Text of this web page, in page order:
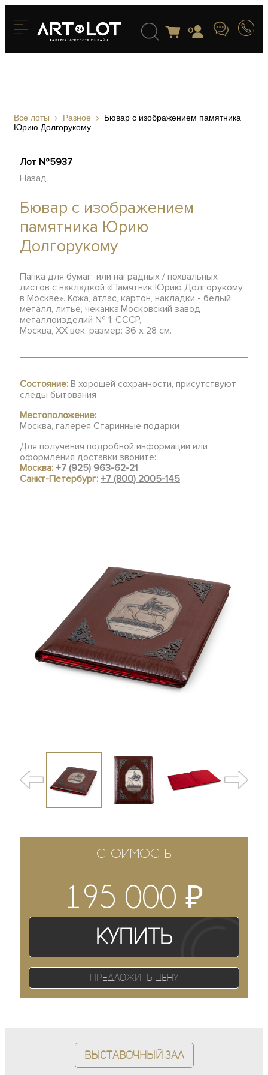
0
Все лоты Разное
Бювар с изображением памятника
Юрию Долгорукому
Лот №5937
Назад
Бювар с изображением
памятника Юрию
Долгорукому
Папка для бумаг или наградных / похвальных
листов с накладкой «Памятник Юрию Долгорукому
в Москве». Кожа, атлас, картон, накладки - белый
металл, литье, чеканка.Московский завод
металлоизделий № 1; СССР,
Москва, ХХ век, размер: 36 x 28 см.
Состояние: В хорошей сохранности, присутствуют
следы бытования
Местоположение:
Москва, галерея Старинные подарки
Для получения подробной информации или
оформления доставки звоните:
Москва:+7 (925) 963-62-21
Санкт-Петербург:+7 (800) 2005-145
СТОИМОСТЬ
195 000 ₽
Купить
Предложить цену
Выставочный зал